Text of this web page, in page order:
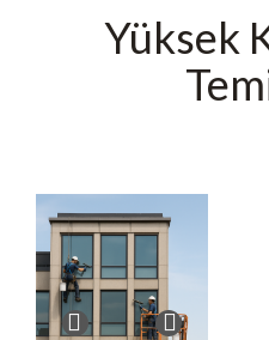
Yüksek